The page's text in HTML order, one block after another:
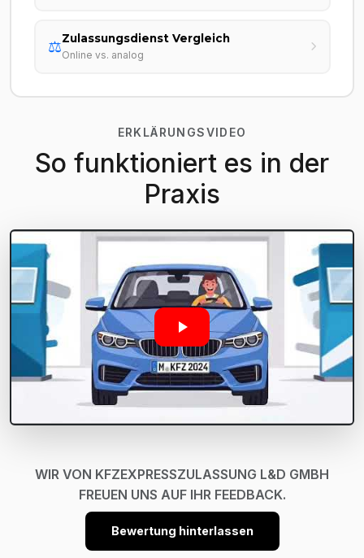
⚖️Zulassungsdienst Vergleich
Online vs. analog
ERKLÄRUNGSVIDEO
So funktioniert es in der
Praxis
WIR VON KFZEXPRESSZULASSUNG L&D GMBH
FREUEN UNS AUF IHR FEEDBACK.
Bewertung hinterlassen